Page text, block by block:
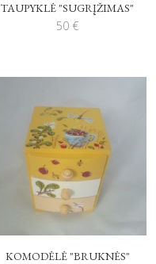
TAUPYKLĖ "SUGRĮŽIMAS"
50 €
KOMODĖLĖ "BRUKNĖS"